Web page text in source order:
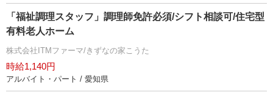
「福祉調理スタッフ」調理師免許必須/シフト相談可/住宅型
有料老人ホーム
株式会社ITMファーマ/きずなの家こうた
時給1,140円
アルバイト・パート / 愛知県